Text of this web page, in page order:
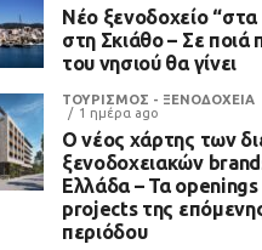
Νέο ξενοδοχείο “στα
στη Σκιάθο – Σε ποιά
του νησιού θα γίνει
ΤΟΥΡΙΣΜΟΣ - ΞΕΝΟΔΟΧΕΙΑ
1 ημέρα ago
Ο νέος χάρτης των
ξενοδοχειακών
Ελλάδα – Τα openings
projects της
περιόδου